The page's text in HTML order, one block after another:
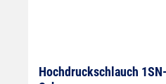
Hochdruckschlauch